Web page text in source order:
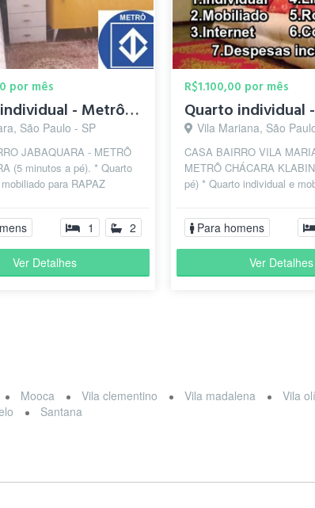
por mês
Quarto individual - Metrô Jabaquara
São Paulo - SP
JABAQUARA - METRÔ
(5 minutos a pé). * Quarto
para RAPAZ
1 2
Ver Detalhes
R$1.100,00 por mês
Vila Mariana, São
CASA BAIRRO VILA
METRÔ CHÁCARA
pé) * Quarto individual e
senhores); * Some...
Para homens
Ver Detalhes
Mooca Vila clementino Vila madalena Vila
Santana